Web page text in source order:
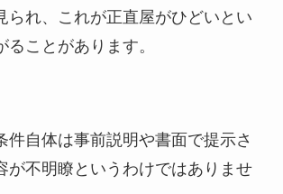
られ、これが正直屋がひどいとい
ることがあります。
件自体は事前説明や書面で提示さ
が不明瞭というわけではありませ